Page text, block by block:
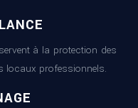
à la protection des
locaux professionnels.